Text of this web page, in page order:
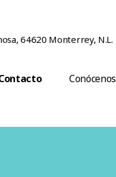
64620 Monterrey, N.L.
Conócenos